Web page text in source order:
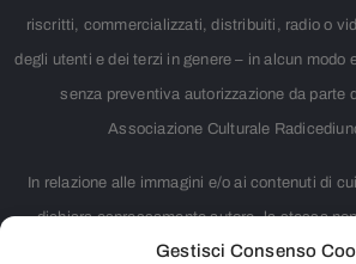
Gestisci Consenso
riscritti, commercializzati, distribuiti, radio o
degli utenti e dei terzi in genere – in alcun modo
senza preventiva autorizzazione da parte
Associazione Culturale
In relazione alle immagini e/o ai contenuti di
dichiara espressamente autore, la stessa
d’autore. Nei casi in cui non è citata la